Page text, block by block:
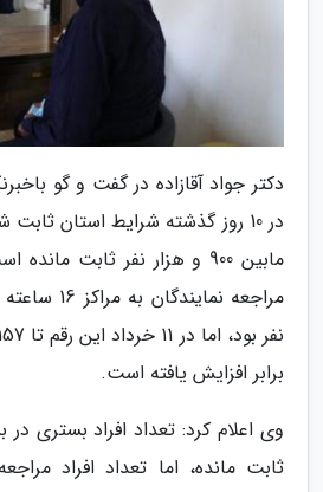
دکتر جواد آقازاده در گفت و گو
در 10 روز گذشته شرایط استان
مابین 900 و هزار نفر ثابت
برابر افزایش یافته است.
وی اعلام کرد: تعداد افراد بستری در